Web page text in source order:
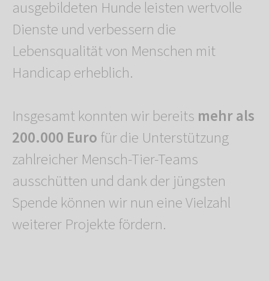
ausgebildeten Hunde leisten wertvolle
Dienste und verbessern die
Lebensqualität von Menschen mit
Handicap erheblich.
Insgesamt konnten wir bereits mehr als
200.000 Eurofür die Unterstützung
zahlreicher Mensch-Tier-Teams
ausschütten und dank der jüngsten
Spende können wir nun eine Vielzahl
weiterer Projekte fördern.